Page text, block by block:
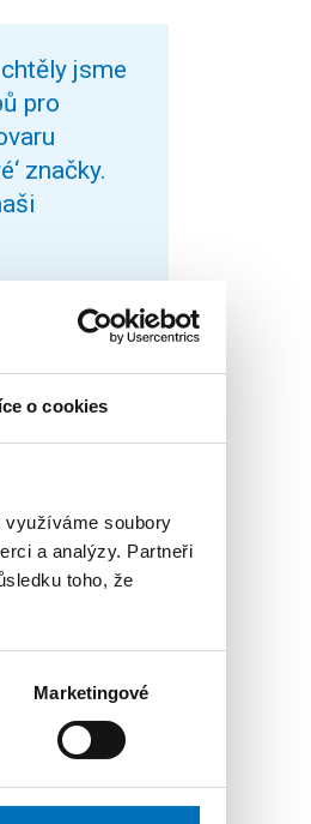
o cookies
využíváme soubory
a analýzy. Partneři
toho, že
Marketingové
jsme
pro
značky.
nápady
měřením
sdílené osobní